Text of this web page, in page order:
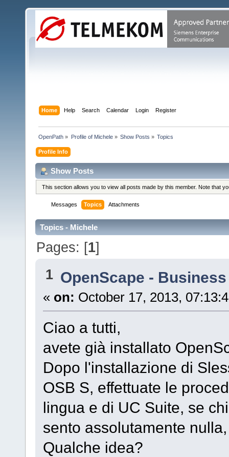
Home Help Search Calendar Login Register
OpenPath » Profile of Michele» Show Posts » Topics
Profile Info
Show Posts
This section allows you to view all posts made by this member. Note that
Messages Topics Attachments
Topics - Michele
Pages: [1]
1 OpenScape - Business
« on: October 17, 2013,
Ciao a tutti,
avete già installato
Dopo l'installazione di
OSB S, effettuate le
lingua e di UC Suite, se
sento assolutamente
Qualche idea?